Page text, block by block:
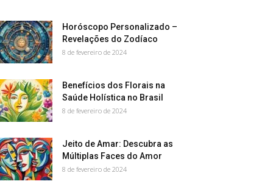
Horóscopo Personalizado –
Revelações do Zodíaco
8 de fevereiro de 2024
Benefícios dos Florais na
Saúde Holística no Brasil
8 de fevereiro de 2024
Jeito de Amar: Descubra as
Múltiplas Faces do Amor
8 de fevereiro de 2024